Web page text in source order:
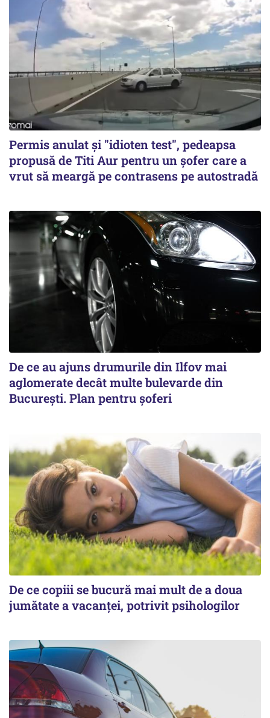
Permis anulat şi "idioten test", pedeapsa
propusă de Titi Aur pentru un şofer care a
vrut să meargă pe contrasens pe autostradă
De ce au ajuns drumurile din Ilfov mai
aglomerate decât multe bulevarde din
București. Plan pentru șoferi
De ce copiii se bucură mai mult de a doua
jumătate a vacanței, potrivit psihologilor